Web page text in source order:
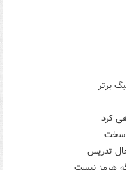
برتر
کرد
سخت
تدریس